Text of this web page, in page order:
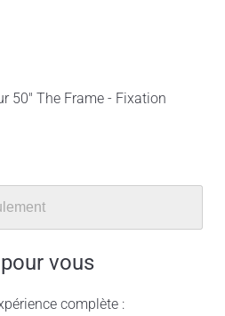
50" The Frame - Fixation
vous
complète :